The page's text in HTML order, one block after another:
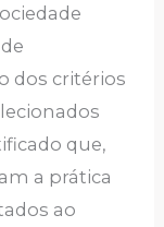
dos critérios
que,
a prática
ao